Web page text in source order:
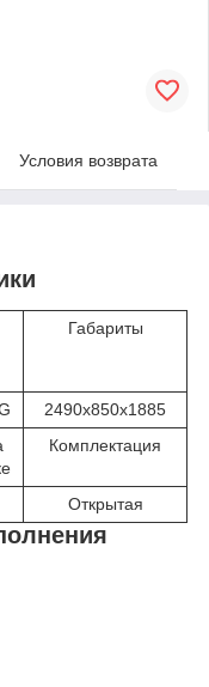
Условия возврата
Габариты
2490x850x1885
Комплектация
Открытая